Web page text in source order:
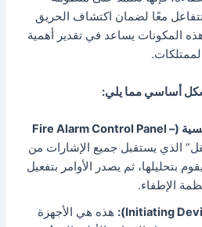
معًا لضمان اكتشاف الحريق
المكونات يساعد في تقدير أهمية
أساسي مما يلي:
لوحة التحكم الرئيسية (Fire Alarm Control Panel –
الذي يستقبل جميع الإشارات من
بتحليلها، ثم يصدر الأوامر بتفعيل
الإطفاء.
هذه هي الأجهزة